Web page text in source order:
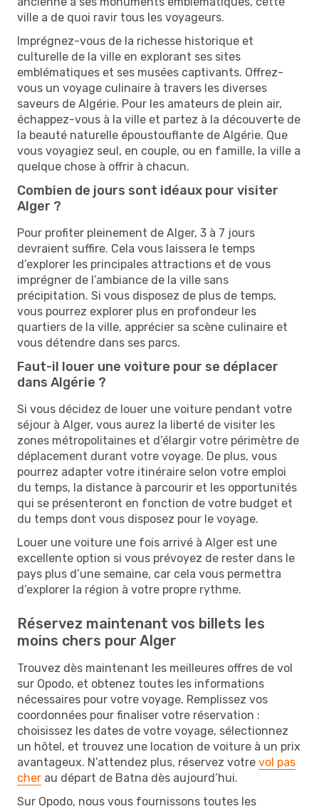
ville a de quoi ravir tous les voyageurs.
Imprégnez-vous de la richesse historique et
culturelle de la ville en explorant ses sites
emblématiques et ses musées captivants. Offrez-
vous un voyage culinaire à travers les diverses
saveurs de Algérie. Pour les amateurs de plein air,
échappez-vous à la ville et partez à la découverte de
la beauté naturelle époustouflante de Algérie. Que
vous voyagiez seul, en couple, ou en famille, la ville a
quelque chose à offrir à chacun.
Combien de jours sont idéaux pour visiter
Alger ?
Pour profiter pleinement de Alger, 3 à 7 jours
devraient suffire. Cela vous laissera le temps
d’explorer les principales attractions et de vous
imprégner de l’ambiance de la ville sans
précipitation. Si vous disposez de plus de temps,
vous pourrez explorer plus en profondeur les
quartiers de la ville, apprécier sa scène culinaire et
vous détendre dans ses parcs.
Faut-il louer une voiture pour se déplacer
dans Algérie ?
Si vous décidez de louer une voiture pendant votre
séjour à Alger, vous aurez la liberté de visiter les
zones métropolitaines et d’élargir votre périmètre de
déplacement durant votre voyage. De plus, vous
pourrez adapter votre itinéraire selon votre emploi
du temps, la distance à parcourir et les opportunités
qui se présenteront en fonction de votre budget et
du temps dont vous disposez pour le voyage.
Louer une voiture une fois arrivé à Alger est une
excellente option si vous prévoyez de rester dans le
pays plus d’une semaine, car cela vous permettra
d’explorer la région à votre propre rythme.
Réservez maintenant vos billets les
moins chers pour Alger
Trouvez dès maintenant les meilleures offres de vol
sur Opodo, et obtenez toutes les informations
nécessaires pour votre voyage. Remplissez vos
coordonnées pour finaliser votre réservation :
choisissez les dates de votre voyage, sélectionnez
un hôtel, et trouvez une location de voiture à un prix
avantageux. N’attendez plus, réservez votre vol pas
cher au départ de Batna dès aujourd’hui.
Sur Opodo, nous vous fournissons toutes les